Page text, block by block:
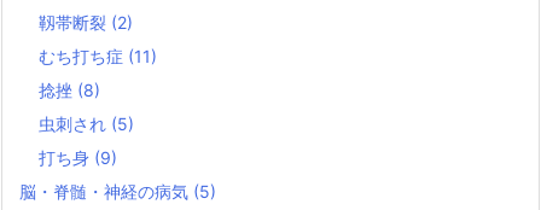
靱帯断裂 (2)
むち打ち症 (11)
捻挫 (8)
虫刺され (5)
打ち身 (9)
脳・脊髄・神経の病気 (5)